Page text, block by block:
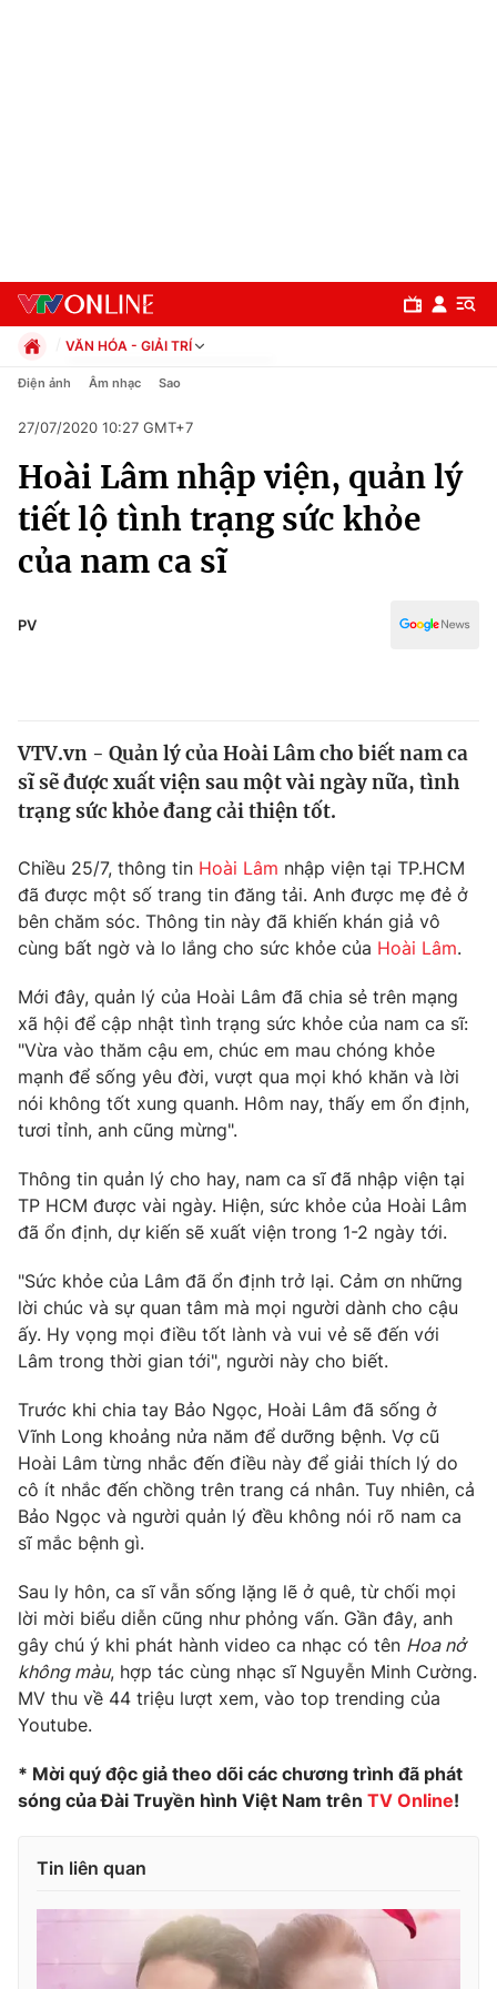
Chuyên mục
Chính trị
Xã hội
Pháp luật
Thế giới
Tin tức
Câu chuyện quốc tế
Kinh tế
Tài chính
Thị trường
Góc doanh nghiệp
Dữ liệu và đời sống
Truyền hình
Phim VTV
Hậu trường
Nhân vật
Khán giả
Giải sao mai
Giải trí
Điện ảnh
Âm nhạc
Đời sống
Du lịch
Làm đẹp
Chất lượng cuộc sống
Giáo dục
Tuyển sinh
Học trực tuyến
Công nghệ
Sản phẩm
Thị trường
Giao lưu trực tuyến
Lịch phát sóng
Chuyên mục khác
Emagazine Podcast
Photo Infographic
Video Shorts video
VTV Money VTV Thể thao
VTV Sức khoẻ
Thị trường 24h Tấm lòng Việt
VTV9 VTV8
Liên hệ tòa soạn English
VĂN HÓA - GIẢI TRÍ
Chính trị
Pháp luật
Kinh tế
Thể thao
Truyền hình
Văn hóa - Giải trí
Điện ảnh Âm nhạc Sao
27/07/2020 10:27 GMT+7
Hoài Lâm nhập viện, quản lý
tiết lộ tình trạng sức khỏe
của nam ca sĩ
PV
VTV.vn - Quản lý của Hoài Lâm cho biết nam ca
sĩ sẽ được xuất viện sau một vài ngày nữa, tình
trạng sức khỏe đang cải thiện tốt.
Chiều 25/7, thông tin Hoài Lâm nhập viện tại TP.HCM
đã được một số trang tin đăng tải. Anh được mẹ đẻ ở
bên chăm sóc. Thông tin này đã khiến khán giả vô
cùng bất ngờ và lo lắng cho sức khỏe của Hoài Lâm.
Mới đây, quản lý của Hoài Lâm đã chia sẻ trên mạng
xã hội để cập nhật tình trạng sức khỏe của nam ca sĩ:
"Vừa vào thăm cậu em, chúc em mau chóng khỏe
mạnh để sống yêu đời, vượt qua mọi khó khăn và lời
nói không tốt xung quanh. Hôm nay, thấy em ổn định,
tươi tỉnh, anh cũng mừng".
Thông tin quản lý cho hay, nam ca sĩ đã nhập viện tại
TP HCM được vài ngày. Hiện, sức khỏe của Hoài Lâm
đã ổn định, dự kiến sẽ xuất viện trong 1-2 ngày tới.
"Sức khỏe của Lâm đã ổn định trở lại. Cảm ơn những
lời chúc và sự quan tâm mà mọi người dành cho cậu
ấy. Hy vọng mọi điều tốt lành và vui vẻ sẽ đến với
Lâm trong thời gian tới", người này cho biết.
Trước khi chia tay Bảo Ngọc, Hoài Lâm đã sống ở
Vĩnh Long khoảng nửa năm để dưỡng bệnh. Vợ cũ
Hoài Lâm từng nhắc đến điều này để giải thích lý do
cô ít nhắc đến chồng trên trang cá nhân. Tuy nhiên, cả
Bảo Ngọc và người quản lý đều không nói rõ nam ca
sĩ mắc bệnh gì.
Sau ly hôn, ca sĩ vẫn sống lặng lẽ ở quê, từ chối mọi
lời mời biểu diễn cũng như phỏng vấn. Gần đây, anh
gây chú ý khi phát hành video ca nhạc có tên Hoa nở
không màu, hợp tác cùng nhạc sĩ Nguyễn Minh Cường.
MV thu về 44 triệu lượt xem, vào top trending của
Youtube.
* Mời quý độc giả theo dõi các chương trình đã phát
sóng của Đài Truyền hình Việt Nam trên TV Online!
Tin liên quan